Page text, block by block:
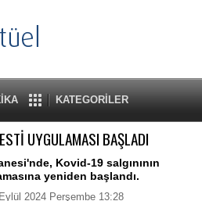
KATEGORİLER
UYGULAMASI BAŞLADI
Kovid-19 salgınının
yeniden başlandı.
2024 Perşembe 13:28